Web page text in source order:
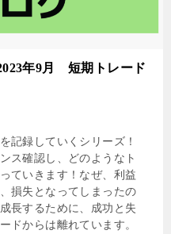
年9月 短期トレード
記録していくシリーズ！
ス確認し、どのようなト
ていきます！なぜ、利益
損失となってしまったの
長するために、成功と失
ドからは離れています。